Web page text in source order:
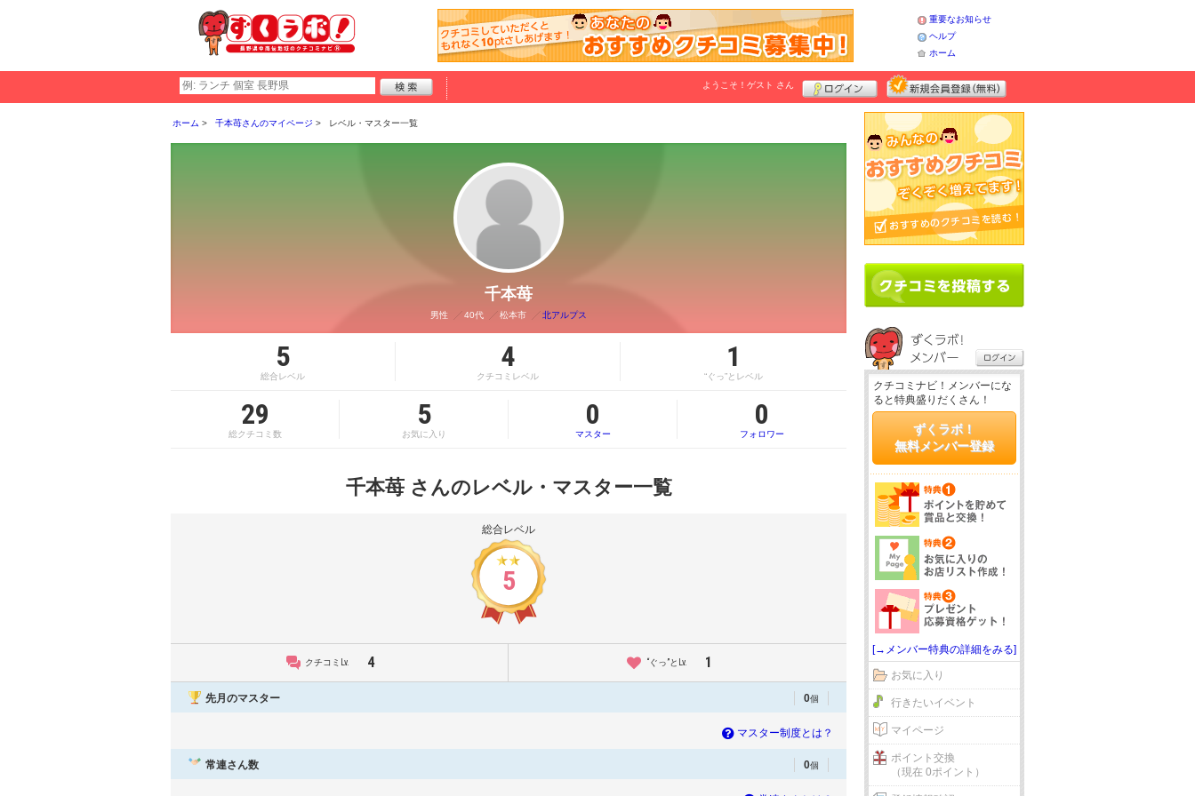
重要なお知らせ
ヘルプ
ホーム
ようこそ！ ゲスト さん
ホーム 千本苺さんのマイページ レベル・マスター一覧
千本苺
男性 40代 松本市 北アルプス
5
総合レベル
4
クチコミレベル
1
“ぐっ”とレベル
29
総クチコミ数
5
お気に入り
0
マスター
0
フォロワー
千本苺 さんのレベル・マスター一覧
総合レベル
5
クチコミLv. 4 “ぐっ”とLv. 1
先月のマスター 0個
マスター制度とは？
常連さん数 0個
クチコミナビ！メンバーにな
ると特典盛りだくさん！
ずくラボ！
無料メンバー登録
[→メンバー特典の詳細をみる]
お気に入り
行きたいイベント
マイページ
ポイント交換
（現在 0ポイント）